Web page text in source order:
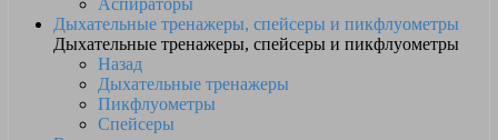
Аспираторы
Дыхательные тренажеры, спейсеры и пикфлуометры
Дыхательные тренажеры, спейсеры и пикфлуометры
Назад
Дыхательные тренажеры
Пикфлуометры
Спейсеры